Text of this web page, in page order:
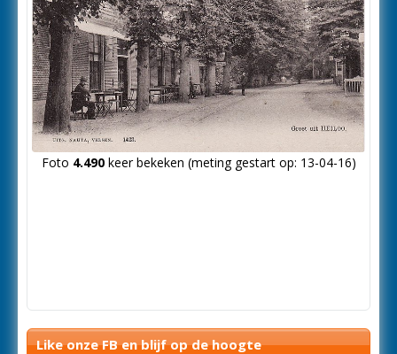
Foto 4.490keer bekeken (meting gestart op: 13-04-16)
Like onze FB en blijf op de hoogte